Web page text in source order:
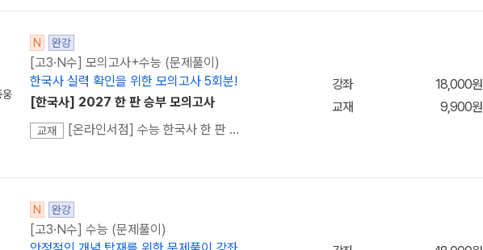
웅
N 완강
[고3·N수] 모의고사+수능 (문제풀이)
한국사 실력 확인을 위한 모의고사 5회분!
[한국사] 2027 한 판 승부 모의고사
교재 [온라인서점] 수능 한국사 한 판 승부 (2027 수능 대비)
강좌
18,000원
교재
9,900원
N 완강
[고3·N수] 수능 (문제풀이)